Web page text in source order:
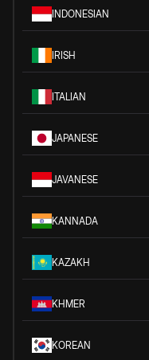
INDONESIAN
IRISH
ITALIAN
JAPANESE
JAVANESE
KANNADA
KAZAKH
KHMER
KOREAN